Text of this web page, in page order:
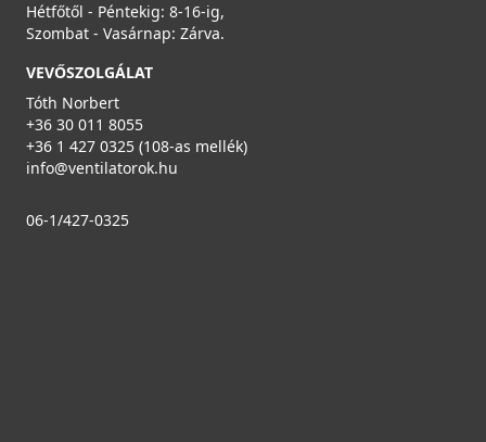
Hétfőtől - Péntekig: 8-16-ig,
Szombat - Vasárnap: Zárva.
VEVŐSZOLGÁLAT
Tóth Norbert
+36 30 011 8055
+36 1 427 0325 (108-as mellék)
info@ventilatorok.hu
06-1/427-0325